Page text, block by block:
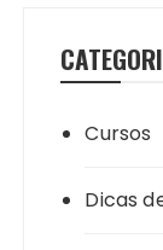
Cursos
Dicas